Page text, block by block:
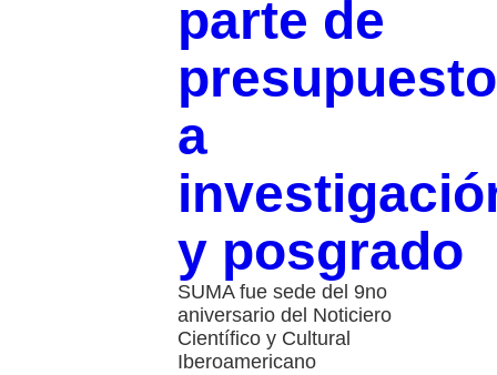
parte de
presupuesto
a
y posgrado
SUMA fue sede del 9no
aniversario del Noticiero
Científico y Cultural
Iberoamericano